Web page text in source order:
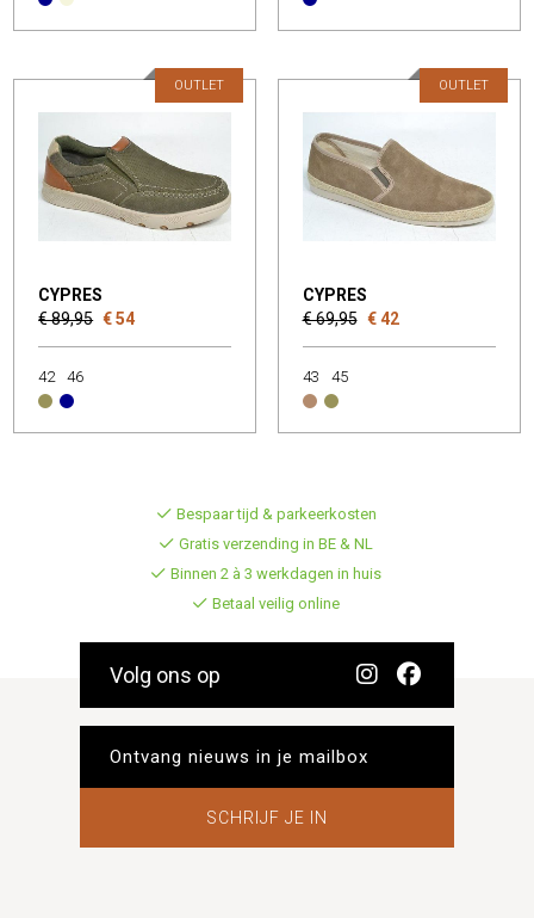
CYPRES
€ 89,95 € 54
OUTLET
42 46
CYPRES
€ 69,95 € 42
OUTLET
43 45
Bespaar tijd & parkeerkosten
Gratis verzending in BE & NL
Binnen 2 à 3 werkdagen in huis
Betaal veilig online
Volg ons op
SCHRIJF JE IN